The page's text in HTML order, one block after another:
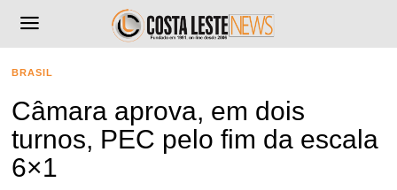
BRASIL
Câmara aprova, em dois
turnos, PEC pelo fim da escala
6×1